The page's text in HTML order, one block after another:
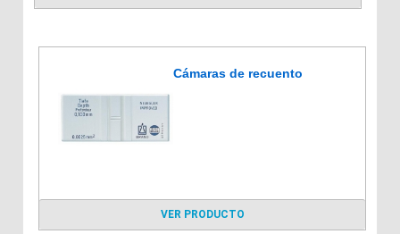
Cámaras de recuento
VER PRODUCTO